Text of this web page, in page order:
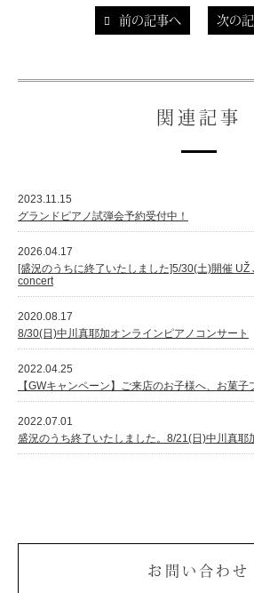
前の記事へ 次の
関連記事
2023.11.15
グランドピアノ試弾会予約受付中！
2026.04.17
[盛況のうちに終了いたしました]5/30(土)開催
concert
2020.08.17
8/30(日)中川真耶加オンラインピアノコンサート
2022.04.25
【GWキャンペーン】ご来店のお子様へ、お菓子
2022.07.01
盛況のうち終了いたしました。8/21(日)中川真耶
お問い合わせ